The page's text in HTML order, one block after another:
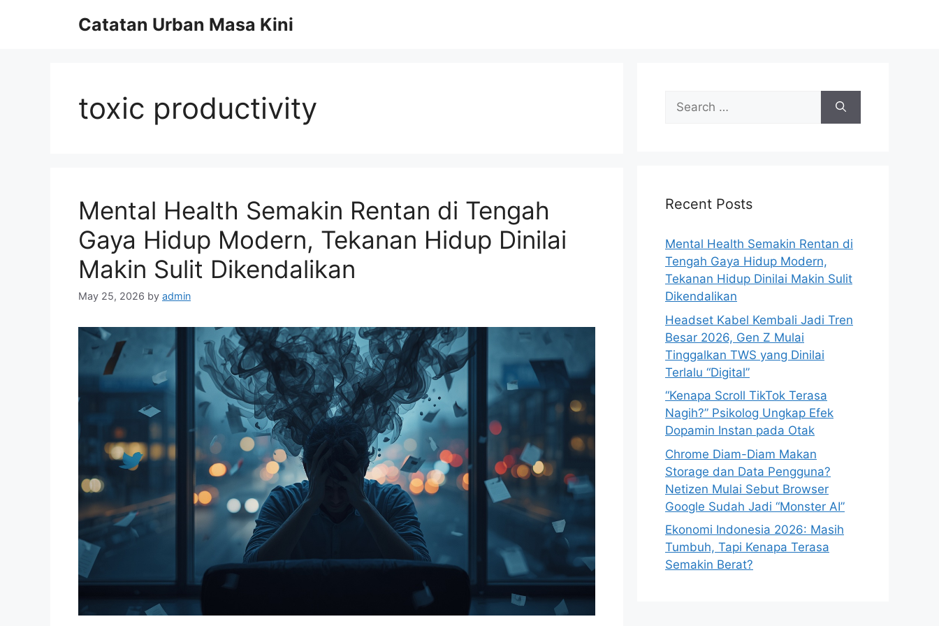
Catatan Urban Masa Kini
toxic productivity
Mental Health Semakin Rentan di Tengah
Gaya Hidup Modern, Tekanan Hidup Dinilai
Makin Sulit Dikendalikan
May 25, 2026 by admin
f
r
:
Recent Posts
Mental Health Semakin Rentan di
Tengah Gaya Hidup Modern,
Tekanan Hidup Dinilai Makin Sulit
Dikendalikan
Headset Kabel Kembali Jadi Tren
Besar 2026, Gen Z Mulai
Tinggalkan TWS yang Dinilai
Terlalu “Digital”
“Kenapa Scroll TikTok Terasa
Nagih?” Psikolog Ungkap Efek
Dopamin Instan pada Otak
Chrome Diam-Diam Makan
Storage dan Data Pengguna?
Netizen Mulai Sebut Browser
Google Sudah Jadi “Monster AI”
Ekonomi Indonesia 2026: Masih
Tumbuh, Tapi Kenapa Terasa
Semakin Berat?